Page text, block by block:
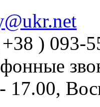
) 093-
17.00,